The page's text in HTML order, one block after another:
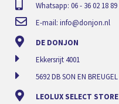
Whatsapp: 06 - 36 02 18 89
E-mail: info@donjon.nl
DE DONJON
Ekkersrijt 4001
5692 DB SON EN BREUGEL
LEOLUX SELECT STORE